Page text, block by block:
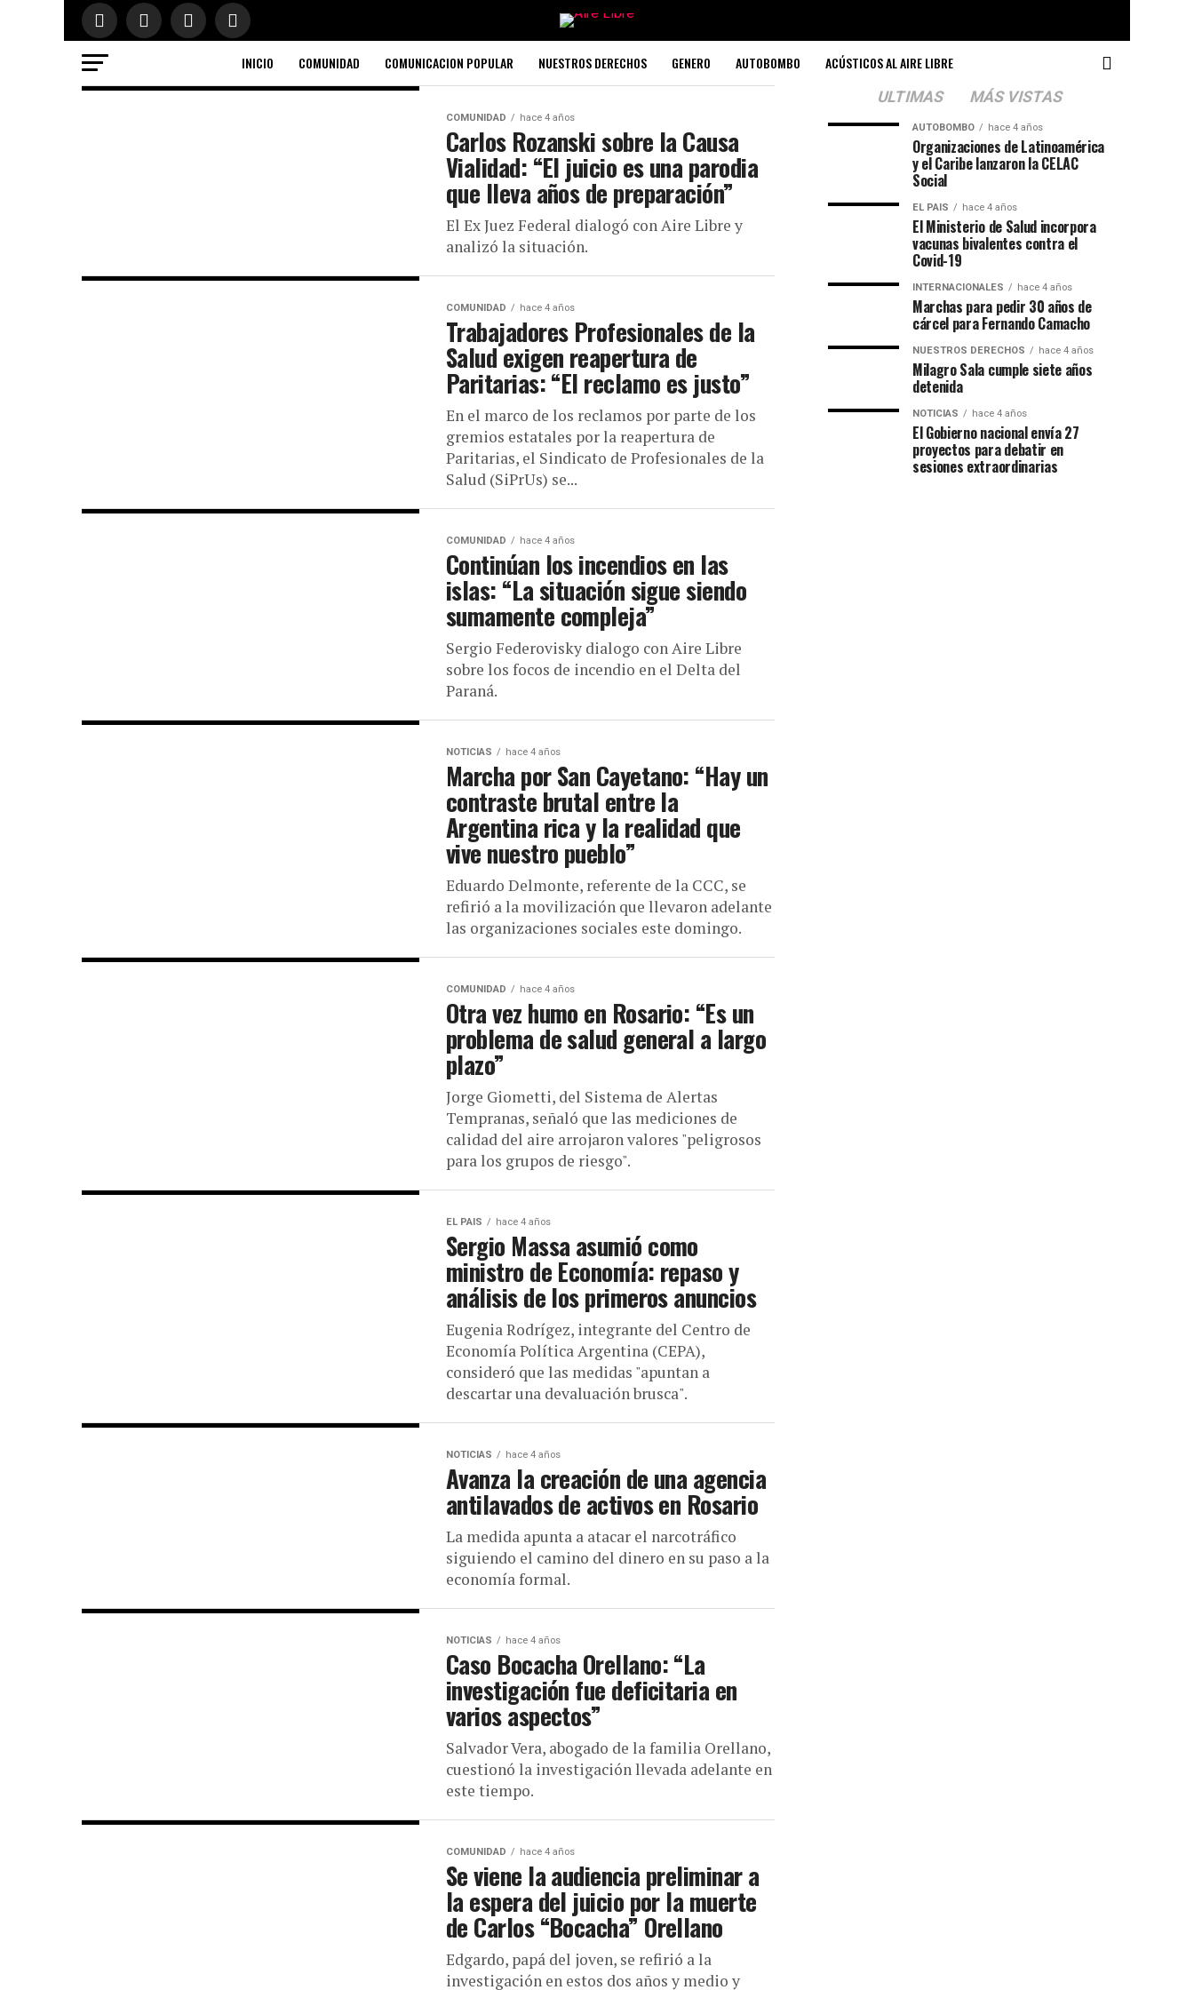
INICIO COMUNIDAD COMUNICACION POPULAR NUESTROS DERECHOS GENERO AUTOBOMBO ACÚSTICOS AL AIRE LIBRE
COMUNIDAD hace 4 años
Carlos Rozanski sobre la Causa
Vialidad: “El juicio es una parodia
que lleva años de preparación”
El Ex Juez Federal dialogó con Aire Libre y
analizó la situación.
COMUNIDAD hace 4 años
Trabajadores Profesionales de la
Salud exigen reapertura de
Paritarias: “El reclamo es justo”
En el marco de los reclamos por parte de los
gremios estatales por la reapertura de
Paritarias, el Sindicato de Profesionales de la
Salud (SiPrUs) se...
COMUNIDAD hace 4 años
Continúan los incendios en las
islas: “La situación sigue siendo
sumamente compleja”
Sergio Federovisky dialogo con Aire Libre
sobre los focos de incendio en el Delta del
Paraná.
NOTICIAS hace 4 años
Marcha por San Cayetano: “Hay un
contraste brutal entre la
Argentina rica y la realidad que
vive nuestro pueblo”
Eduardo Delmonte, referente de la CCC, se
refirió a la movilización que llevaron adelante
las organizaciones sociales este domingo.
COMUNIDAD hace 4 años
Otra vez humo en Rosario: “Es un
problema de salud general a largo
plazo”
Jorge Giometti, del Sistema de Alertas
Tempranas, señaló que las mediciones de
calidad del aire arrojaron valores "peligrosos
para los grupos de riesgo".
EL PAIS hace 4 años
Sergio Massa asumió como
ministro de Economía: repaso y
análisis de los primeros anuncios
Eugenia Rodrígez, integrante del Centro de
Economía Política Argentina (CEPA),
consideró que las medidas "apuntan a
descartar una devaluación brusca".
NOTICIAS hace 4 años
Avanza la creación de una agencia
antilavados de activos en Rosario
La medida apunta a atacar el narcotráfico
siguiendo el camino del dinero en su paso a la
economía formal.
NOTICIAS hace 4 años
Caso Bocacha Orellano: “La
investigación fue deficitaria en
varios aspectos”
Salvador Vera, abogado de la familia Orellano,
cuestionó la investigación llevada adelante en
este tiempo.
COMUNIDAD hace 4 años
Se viene la audiencia preliminar a
la espera del juicio por la muerte
de Carlos “Bocacha” Orellano
Edgardo, papá del joven, se refirió a la
investigación en estos dos años y medio y
ULTIMAS MÁS VISTAS
AUTOBOMBO hace 4 años
Organizaciones de Latinoamérica
y el Caribe lanzaron la CELAC
Social
EL PAIS hace 4 años
El Ministerio de Salud incorpora
vacunas bivalentes contra el
Covid-19
INTERNACIONALES hace 4 años
Marchas para pedir 30 años de
cárcel para Fernando Camacho
NUESTROS DERECHOS hace 4 años
Milagro Sala cumple siete años
detenida
NOTICIAS hace 4 años
El Gobierno nacional envía 27
proyectos para debatir en
sesiones extraordinarias